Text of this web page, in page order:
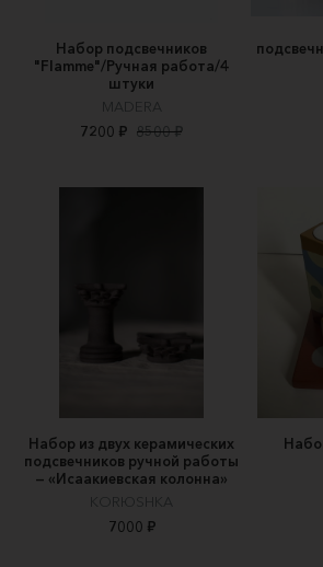
Набор подсвечников
"Flamme"/Ручная работа/4
штуки
MADERA
7200 ₽ 8500 ₽
Набор из двух керамических
подсвечников ручной работы
— «Исаакиевская колонна»
KORЮSHKA
7000 ₽